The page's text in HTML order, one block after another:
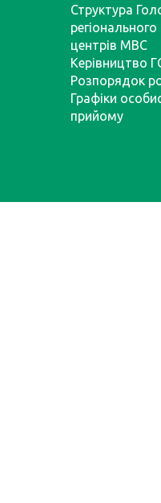
Структура
регіонального
центрів МВС
Керівництво
Розпорядок
Графіки
прийому